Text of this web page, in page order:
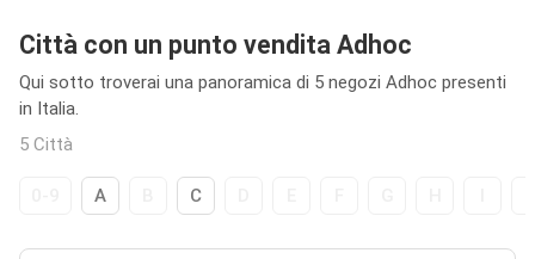
Città con un punto vendita Adhoc
Qui sotto troverai una panoramica di 5 negozi Adhoc presenti
in Italia.
5 Città
A C